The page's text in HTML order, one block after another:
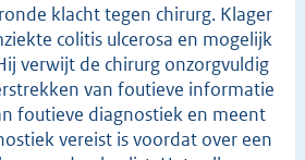
klacht tegen chirurg. Klager
colitis ulcerosa en mogelijk
verwijt de chirurg onzorgvuldig
van foutieve informatie
foutieve diagnostiek en meent
vereist is voordat over een